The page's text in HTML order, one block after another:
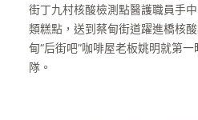
街丁九村核酸檢測點醫護職員手
類糕點，送到蔡甸街道躍進橋核
甸“后街吧”咖啡屋老板姚明就第
隊。